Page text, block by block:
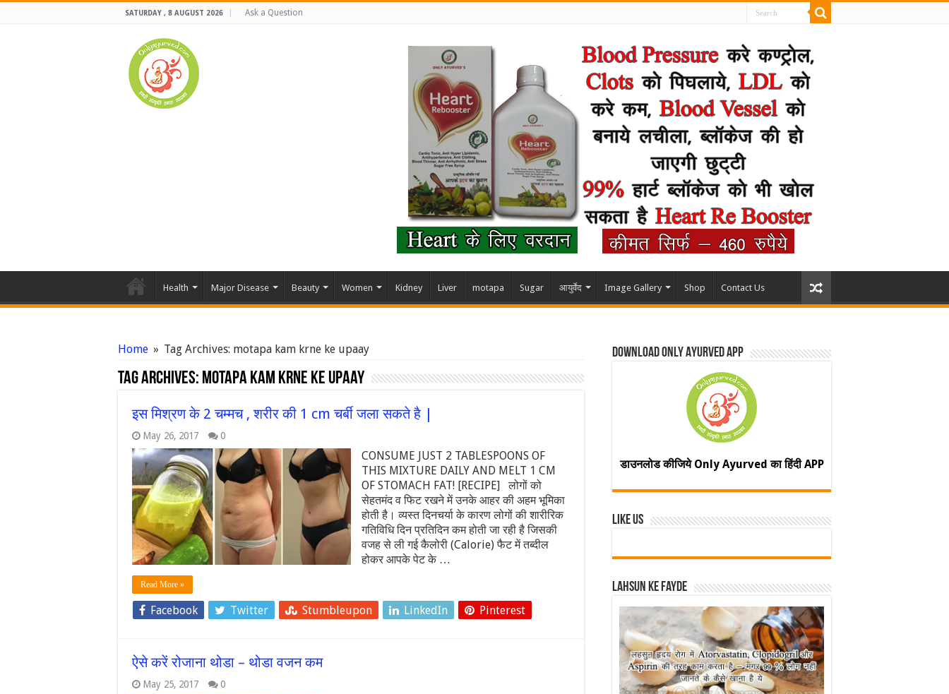
SATURDAY , 8 AUGUST 2026 Ask a Question
Health Major Disease Beauty Women Kidney Liver motapa Sugar आयुर्वेद Image Gallery Shop Contact Us
Home » Tag Archives: motapa kam krne ke upaay
Tag Archives: motapa kam krne ke upaay
इस मिश्रण के 2 चम्मच , शरीर की 1 cm चर्बी जला सकते है |
May 26, 2017 0
CONSUME JUST 2 TABLESPOONS OF
THIS MIXTURE DAILY AND MELT 1 CM
OF STOMACH FAT! [RECIPE] लोगों को
सेहतमंद व फिट रखने में उनके आहर की अहम भूमिका
होती है। व्यस्त दिनचर्या के कारण लोगों की शारीरिक
गतिविधि दिन प्रतिदिन कम होती जा रही है जिसकी
वजह से ली गई कैलोरी (Calorie) फैट में तब्दील
होकर आपके पेट के …
Read More »
Facebook Twitter Stumbleupon LinkedIn Pinterest
ऐसे करें रोजाना थोडा – थोडा वजन कम
May 25, 2017 0
Download Only Ayurved App
डाउनलोड कीजिये Only Ayurved का हिंदी APP
Like Us
Lahsun ke fayde